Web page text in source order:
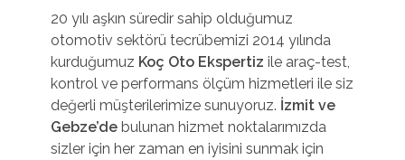
20 yılı aşkın süredir sahip olduğumuz
otomotiv sektörü tecrübemizi 2014 yılında
kurduğumuz Koç Oto Ekspertiz ile araç-test,
kontrol ve performans ölçüm hizmetleri ile siz
değerli müşterilerimize sunuyoruz. İzmit ve
Gebze’de bulunan hizmet noktalarımızda
sizler için her zaman en iyisini sunmak için